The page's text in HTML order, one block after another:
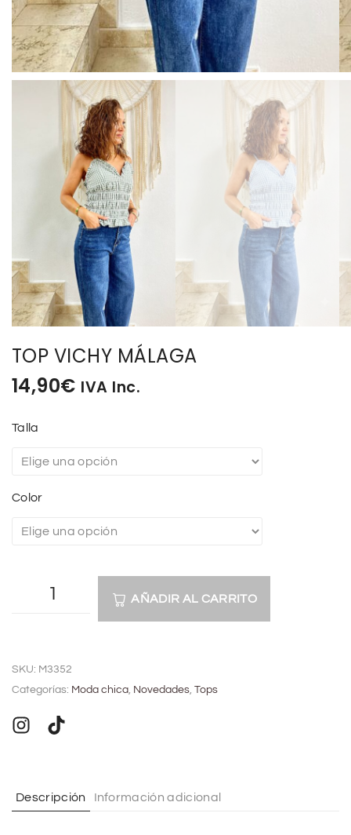
HOGAR
TARJETAS REGALO
TOP VICHY MÁLAGA
14,90€ IVA Inc.
Talla
Color
AÑADIR AL CARRITO
t
e
r
i
SKU: M3352
Categorías: Moda chica, Novedades, Tops
Descripción Información adicional